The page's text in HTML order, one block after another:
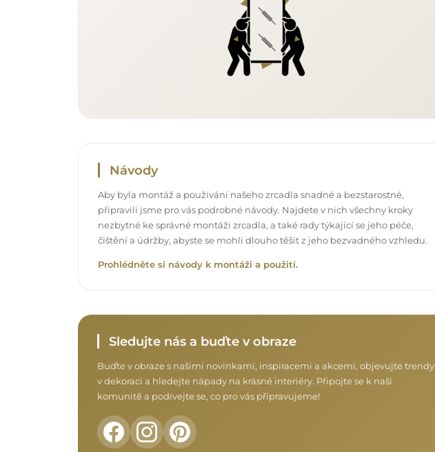
Návody
Aby byla montáž a používání našeho zrcadla snadné a bezstarostné,
připravili jsme pro vás podrobné návody. Najdete v nich všechny kroky
nezbytné ke správné montáži zrcadla, a také rady týkající se jeho péče,
čištění a údržby, abyste se mohli dlouho těšit z jeho bezvadného vzhledu.
Prohlédněte si návody k montáži a použití.
Sledujte nás a buďte v obraze
Buďte v obraze s našimi novinkami, inspiracemi a akcemi, objevujte trendy
v dekoraci a hledejte nápady na krásné interiéry. Připojte se k naší
komunitě a podívejte se, co pro vás připravujeme!